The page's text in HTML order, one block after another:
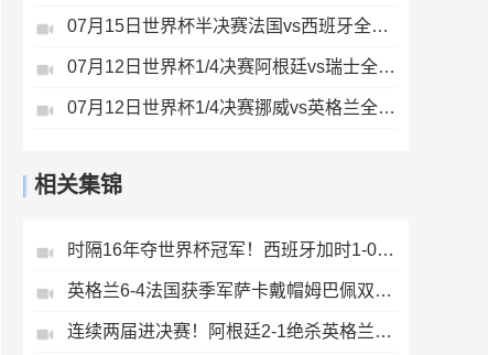
07月15日世界杯半决赛法国vs西班牙全场录像
07月12日世界杯1/4决赛阿根廷vs瑞士全场录像
07月12日世界杯1/4决赛挪威vs英格兰全场录像
相关集锦
时隔16年夺世界杯冠军！西班牙加时1-0阿根廷费兰制胜恩佐染红
英格兰6-4法国获季军萨卡戴帽姆巴佩双响创纪录奥利塞2助+失良机
连续两届进决赛！阿根廷2-1绝杀英格兰劳塔罗恩佐破门梅西两助攻